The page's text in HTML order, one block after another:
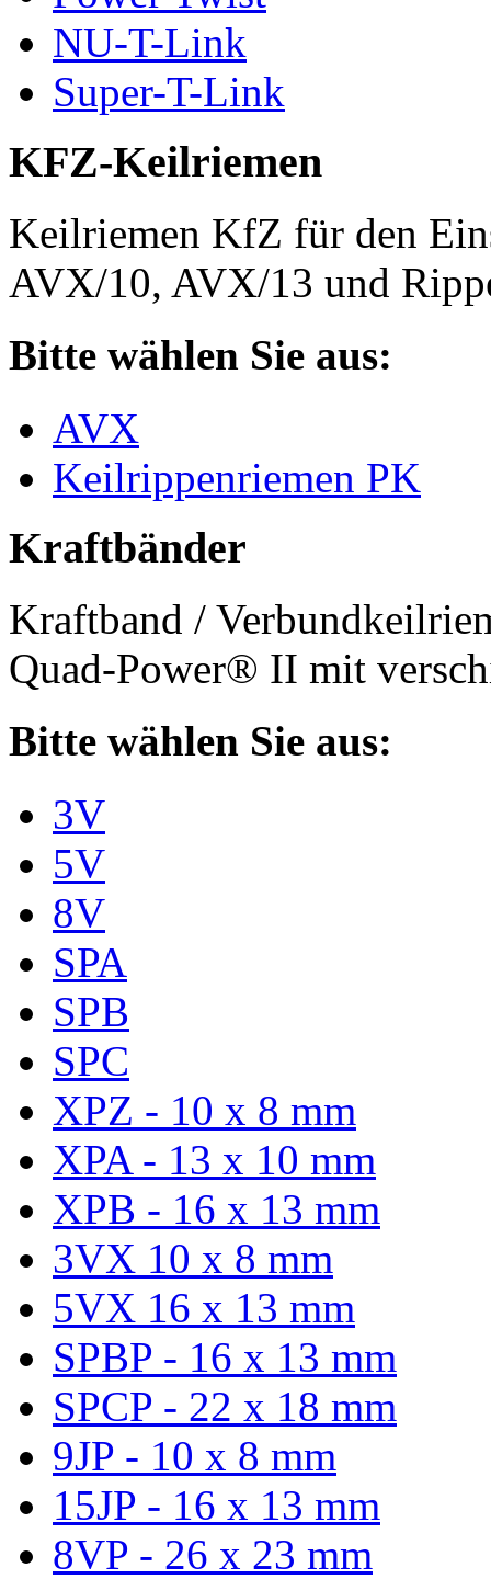
NU-T-Link
Super-T-Link
KFZ-Keilriemen
Keilriemen KfZ für den
AVX/10, AVX/13 und
Bitte wählen Sie aus:
AVX
Keilrippenriemen PK
Kraftbänder
Kraftband /
Quad-Power® II mit
Bitte wählen Sie aus:
3V
5V
8V
SPA
SPB
SPC
XPZ - 10 x 8 mm
XPA - 13 x 10 mm
XPB - 16 x 13 mm
3VX 10 x 8 mm
5VX 16 x 13 mm
SPBP - 16 x 13 mm
SPCP - 22 x 18 mm
9JP - 10 x 8 mm
15JP - 16 x 13 mm
8VP - 26 x 23 mm